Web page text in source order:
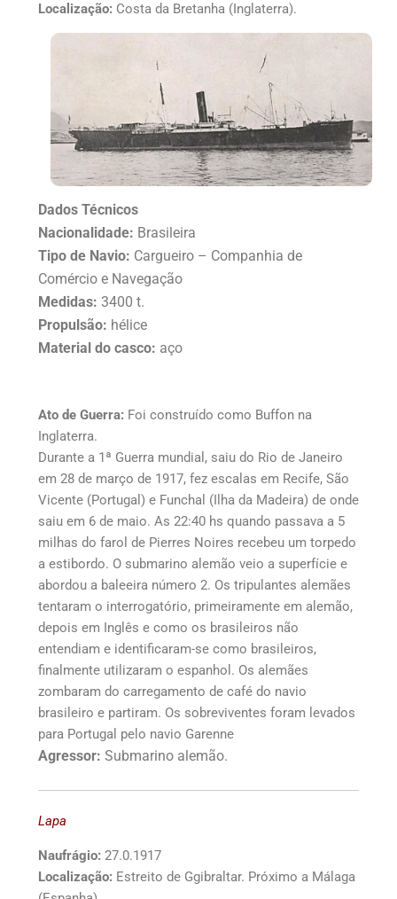
Localização: Costa da Bretanha (Inglaterra).
Dados Técnicos
Nacionalidade: Brasileira
Tipo de Navio: Cargueiro – Companhia de
Comércio e Navegação
Medidas: 3400 t.
Propulsão: hélice
Material do casco: aço
Ato de Guerra: Foi construído como Buffon na
Inglaterra.
Durante a 1ª Guerra mundial, saiu do Rio de Janeiro
em 28 de março de 1917, fez escalas em Recife, São
Vicente (Portugal) e Funchal (Ilha da Madeira) de onde
saiu em 6 de maio. As 22:40 hs quando passava a 5
milhas do farol de Pierres Noires recebeu um torpedo
a estibordo. O submarino alemão veio a superfície e
abordou a baleeira número 2. Os tripulantes alemães
tentaram o interrogatório, primeiramente em alemão,
depois em Inglês e como os brasileiros não
entendiam e identificaram-se como brasileiros,
finalmente utilizaram o espanhol. Os alemães
zombaram do carregamento de café do navio
brasileiro e partiram. Os sobreviventes foram levados
para Portugal pelo navio Garenne
Agressor: Submarino alemão.
Lapa
Naufrágio: 27.0.1917
Localização: Estreito de Ggibraltar. Próximo a Málaga